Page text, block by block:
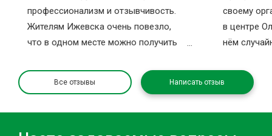
профессионализм и отзывчивость.
Жителям Ижевска очень повезло,
что в одном месте можно получить
комнату ожидания, в которой можно
отдохнуть после процедур и даже
своему
в центре
нём
санаторий
здесь
Все отзывы Написать отзыв